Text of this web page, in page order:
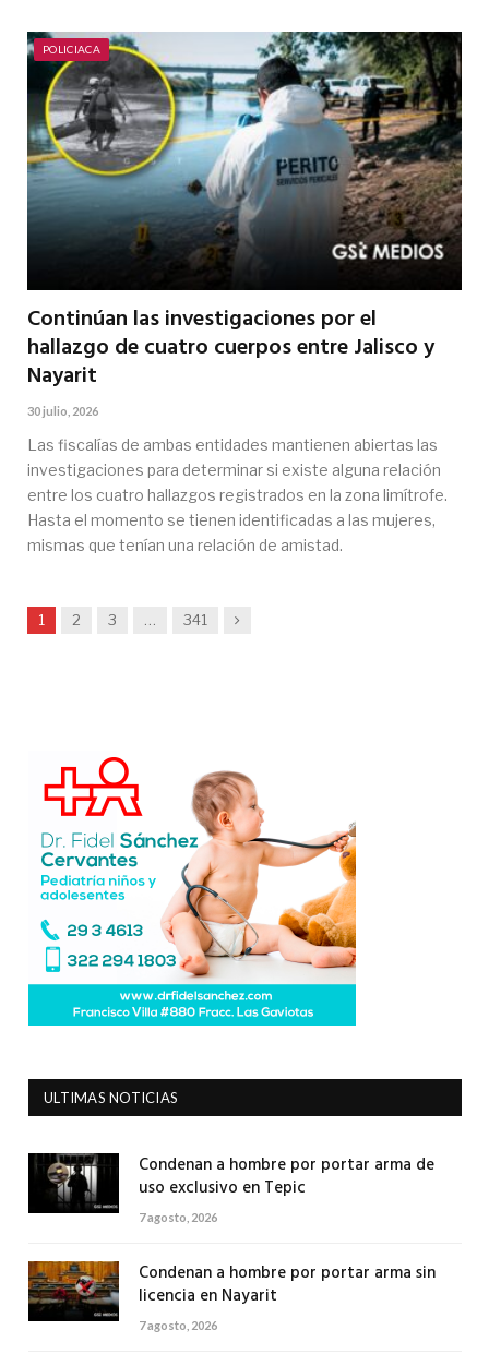
POLICIACA
Continúan las investigaciones por el
hallazgo de cuatro cuerpos entre Jalisco y
Nayarit
30 julio, 2026
Las fiscalías de ambas entidades mantienen abiertas las
investigaciones para determinar si existe alguna relación
entre los cuatro hallazgos registrados en la zona limítrofe.
Hasta el momento se tienen identificadas a las mujeres,
mismas que tenían una relación de amistad.
1 2 3 341 Siguiente
ULTIMAS NOTICIAS
Condenan a hombre por portar arma de
uso exclusivo en Tepic
7 agosto, 2026
Condenan a hombre por portar arma sin
licencia en Nayarit
7 agosto, 2026